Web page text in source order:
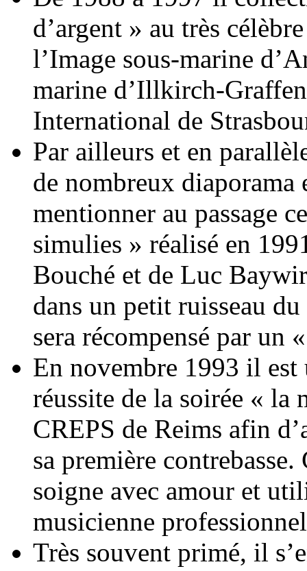
d’argent » au très
l’Image sous-marine
marine d’Illkirch-
International de
Par ailleurs et en
de nombreux
mentionner au passage
simulies » réalisé en
Bouché et de Luc
dans un petit ruisseau
sera récompensé par un
En novembre 1993 il est
réussite de la soirée « la
CREPS de Reims afin
sa première
soigne avec amour et
musicienne
Très souvent primé, il